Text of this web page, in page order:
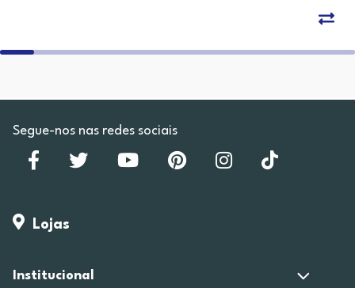
Segue-nos nas redes sociais
Lojas
Institucional